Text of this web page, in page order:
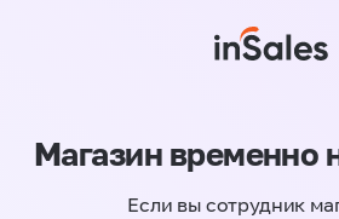
Магазин временно
Если вы сотрудник